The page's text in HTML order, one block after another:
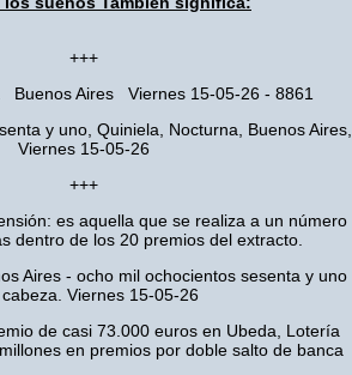
+++
Aires Viernes 15-05-26 - 8861
y uno, Quiniela, Nocturna, Buenos Aires,
Viernes 15-05-26
+++
es aquella que se realiza a un número
dentro de los 20 premios del extracto.
Aires - ocho mil ochocientos sesenta y uno
Viernes 15-05-26
de casi 73.000 euros en Ubeda, Lotería
en premios por doble salto de banca